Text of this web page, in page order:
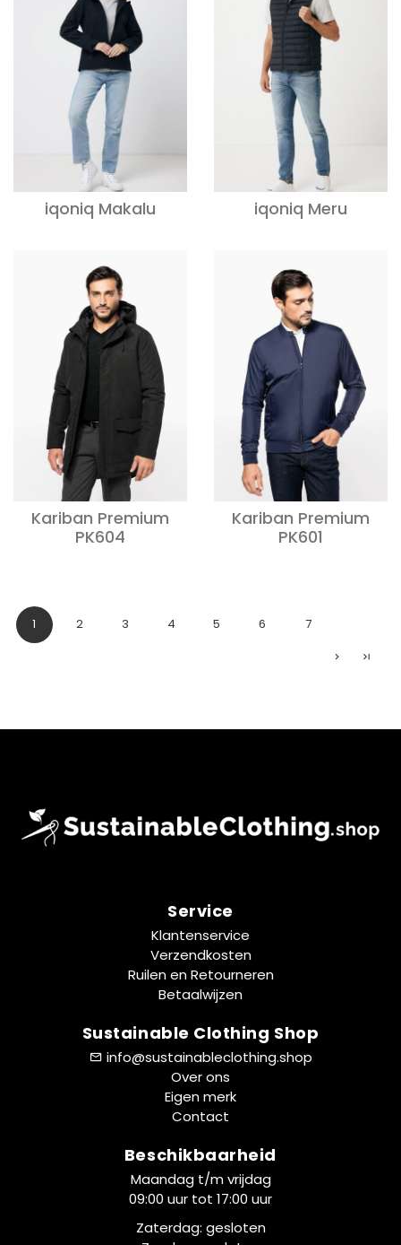
iqoniq Makalu iqoniq Meru
Kariban Premium
PK604
Kariban Premium
PK601
1 2 3 4 5 6 7
Service
Klantenservice
Verzendkosten
Ruilen en Retourneren
Betaalwijzen
Sustainable Clothing Shop
info@sustainableclothing.shop
Over ons
Eigen merk
Contact
Beschikbaarheid
Maandag t/m vrijdag
09:00 uur tot 17:00 uur
Zaterdag: gesloten